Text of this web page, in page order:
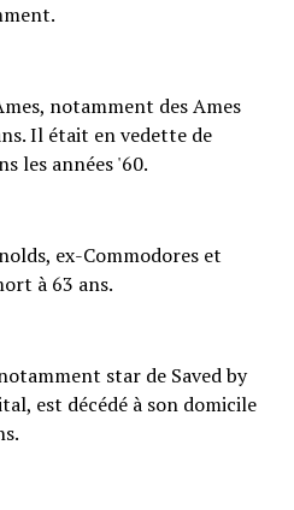
notamment des Ames
Il était en vedette de
les années '60.
ex-Commodores et
à 63 ans.
star de Saved by
est décédé à son domicile